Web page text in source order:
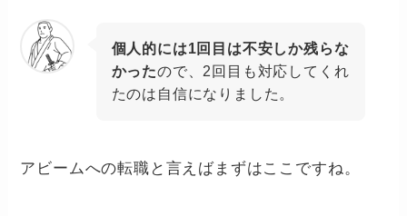
個人的には1回目は不安しか残らな
かったので、2回目も対応してくれ
たのは自信になりました。
アビームへの転職と言えばまずはここですね。